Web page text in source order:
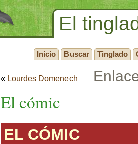
El
Inicio Buscar Tinglado
« Lourdes Domenech
El cómic
EL CÓMIC